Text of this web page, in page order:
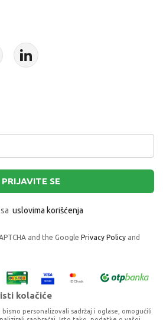
PRIJAVITE SE
uslovima korišćenja
and the Google Privacy Policy and
kolačiće
personalizovali sadržaj i oglase, omogućili